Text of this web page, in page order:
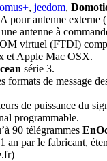
, jeedom,
pour antenne externe
antenne à
virtuel (FTDI)
et Apple Mac OSX.
série 3.
formats de message
de puissance du
programmable.
90 télégrammes
an par le fabricant,